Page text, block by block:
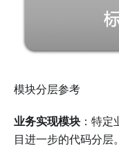
模块分层参考
业务实现模块 ：特
目进一步的代码分层。